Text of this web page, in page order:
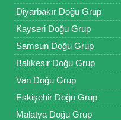
Diyarbakır Doğu Grup
Kayseri Doğu Grup
Samsun Doğu Grup
Balıkesir Doğu Grup
Van Doğu Grup
Eskişehir Doğu Grup
Malatya Doğu Grup